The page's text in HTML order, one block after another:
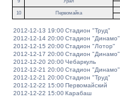
10
Первомайка
2012-12-13 19:00Стадион "Труд"
2012-12-14 20:00Стадион "Динамо"
2012-12-15 20:00Стадион "Лотор"
2012-12-17 20:00Стадион "Динамо"
2012-12-20 20:00Чебаркуль
2012-12-21 20:00Стадион "Динамо"
2012-12-21 20:00Стадион "Труд"
2012-12-22 15:00Первомайский
2012-12-22 15:00Карабаш